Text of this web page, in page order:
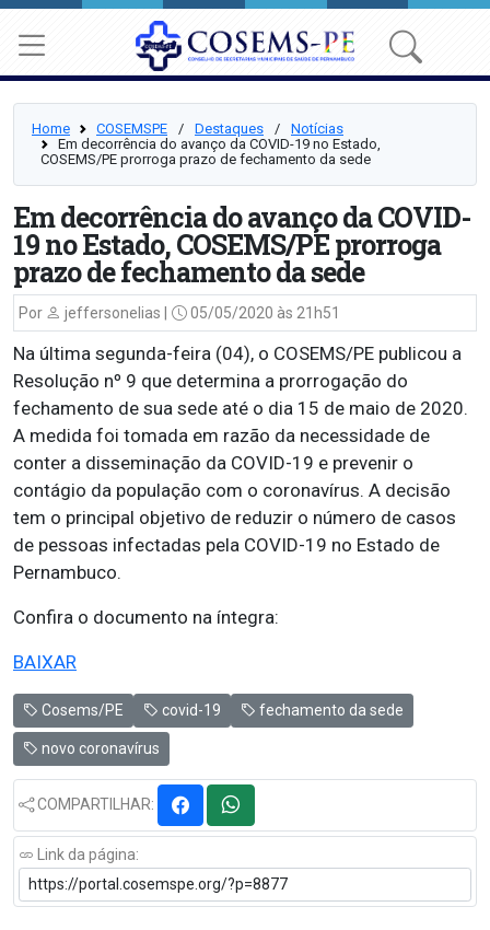
Home COSEMSPE ⠀/⠀ Destaques ⠀/⠀ Notícias
Em decorrência do avanço da COVID-19 no Estado,
COSEMS/PE prorroga prazo de fechamento da sede
Em decorrência do avanço da COVID-
19 no Estado, COSEMS/PE prorroga
prazo de fechamento da sede
Por jeffersonelias | 05/05/2020 às 21h51
Na última segunda-feira (04), o COSEMS/PE publicou a
Resolução nº 9 que determina a prorrogação do
fechamento de sua sede até o dia 15 de maio de 2020.
A medida foi tomada em razão da necessidade de
conter a disseminação da COVID-19 e prevenir o
contágio da população com o coronavírus. A decisão
tem o principal objetivo de reduzir o número de casos
de pessoas infectadas pela COVID-19 no Estado de
Pernambuco.
Confira o documento na íntegra:
BAIXAR
Cosems/PE covid-19 fechamento da sede
novo coronavírus
COMPARTILHAR:
Link da página: